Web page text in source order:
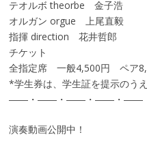
テオルボ theorbe 金子浩
オルガン orgue 上尾直毅
指揮 direction 花井哲郎
チケット
全指定席 一般4,500円 ペア
*学生券は、学生証を提示のう
――・――・――・――・――
演奏動画公開中！